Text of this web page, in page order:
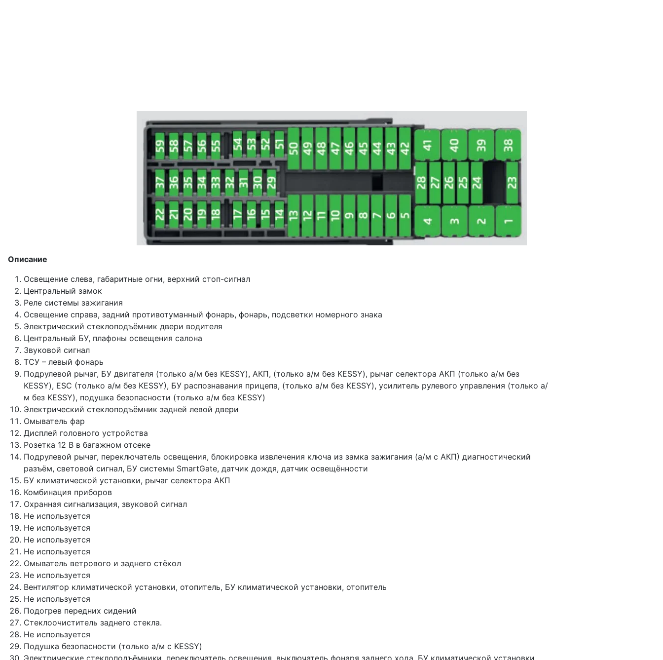
Описание
Освещение слева, габаритные огни, верхний стоп-сигнал
Центральный замок
Реле системы зажигания
Освещение справа, задний противотуманный фонарь, фонарь, подсветки номерного знака
Электрический стеклоподъёмник двери водителя
Центральный БУ, плафоны освещения салона
Звуковой сигнал
ТСУ – левый фонарь
Подрулевой рычаг, БУ двигателя (только а/м без KESSY), АКП, (только а/м без KESSY), рычаг селектора АКП (только а/м без
KESSY), ESC (только а/м без KESSY), БУ распознавания прицепа, (только а/м без KESSY), усилитель рулевого управления (только а/
м без KESSY), подушка безопасности (только а/м без KESSY)
Электрический стеклоподъёмник задней левой двери
Омыватель фар
Дисплей головного устройства
Розетка 12 В в багажном отсеке
Подрулевой рычаг, переключатель освещения, блокировка извлечения ключа из замка зажигания (а/м с АКП) диагностический
разъём, световой сигнал, БУ системы SmartGate, датчик дождя, датчик освещённости
БУ климатической установки, рычаг селектора АКП
Комбинация приборов
Охранная сигнализация, звуковой сигнал
Не используется
Не используется
Не используется
Не используется
Омыватель ветрового и заднего стёкол
Не используется
Вентилятор климатической установки, отопитель, БУ климатической установки, отопитель
Не используется
Подогрев передних сидений
Стеклоочиститель заднего стекла.
Не используется
Подушка безопасности (только а/м с KESSY)
Электрические стеклоподъёмники, переключатель освещения, выключатель фонаря заднего хода, БУ климатической установки,